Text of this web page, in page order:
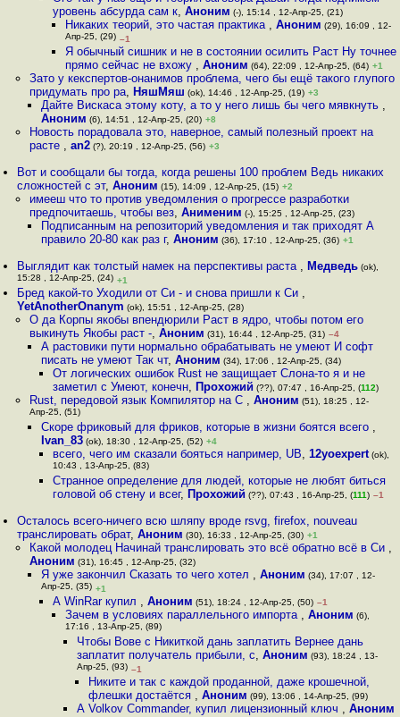
уровень абсурда сам к,Аноним (-), 15:14 , 12-Апр-25, (21)
Никаких теорий, это частая практика , Аноним (29), 16:09 , 12-
Апр-25, (29) –1
Я обычный сишник и не в состоянии осилить Раст Ну точнее
прямо сейчас не вхожу , Аноним (64), 22:09 , 12-Апр-25, (64) +1
Зато у кекспертов-онанимов проблема, чего бы ещё такого глупого
придумать про ра, НяшМяш (ok), 14:46 , 12-Апр-25, (19) +3
Дайте Вискаса этому коту, а то у него лишь бы чего мявкнуть ,
Аноним (6), 14:51 , 12-Апр-25, (20) +8
Новость порадовала это, наверное, самый полезный проект на
расте , an2(?), 20:19 , 12-Апр-25, (56) +3
Вот и сообщали бы тогда, когда решены 100 проблем Ведь никаких
сложностей с эт,Аноним (15), 14:09 , 12-Апр-25, (15) +2
имееш что то против уведомления о прогрессе разработки
предпочитаешь, чтобы вез, Анименим (-), 15:25 , 12-Апр-25, (23)
Подписанным на репозиторий уведомления и так приходят А
правило 20-80 как раз г, Аноним (36), 17:10 , 12-Апр-25, (36) +1
Выглядит как толстый намек на перспективы раста , Медведь (ok),
15:28 , 12-Апр-25, (24) +1
Бред какой-то Уходили от Си - и снова пришли к Си ,
YetAnotherOnanym (ok), 15:51 , 12-Апр-25, (28)
О да Корпы якобы впендюрили Раст в ядро, чтобы потом его
выкинуть Якобы раст -, Аноним (31), 16:44 , 12-Апр-25, (31) –4
А растовики пути нормально обрабатывать не умеют И софт
писать не умеют Так чт, Аноним (34), 17:06 , 12-Апр-25, (34)
От логических ошибок Rust не защищает Слона-то я и не
заметил c Умеют, конечн, Прохожий (??), 07:47 , 16-Апр-25, (112)
Rust, передовой язык Компилятор на C , Аноним (51), 18:25 , 12-
Апр-25, (51)
Скоре фриковый для фриков, которые в жизни боятся всего ,
Ivan_83(ok), 18:30 , 12-Апр-25, (52) +4
всего, чего им сказали бояться например, UB,12yoexpert (ok),
10:43 , 13-Апр-25, (83)
Странное определение для людей, которые не любят биться
головой об стену и всег, Прохожий (??), 07:43 , 16-Апр-25, (111) –1
Осталось всего-ничего всю шляпу вроде rsvg, firefox, nouveau
транслировать обрат,Аноним (30), 16:33 , 12-Апр-25, (30) +1
Какой молодец Начинай транслировать это всё обратно всё в Си ,
Аноним (31), 16:45 , 12-Апр-25, (32)
Я уже закончил Сказать то чего хотел , Аноним (34), 17:07 , 12-
Апр-25, (35) +1
А WinRar купил ,Аноним (51), 18:24 , 12-Апр-25, (50) –1
Зачем в условиях параллельного импорта , Аноним (6),
17:16 , 13-Апр-25, (89)
Чтобы Вове с Никиткой дань заплатить Вернее дань
заплатит получатель прибыли, с, Аноним (93), 18:24 , 13-
Апр-25, (93) –1
Никите и так с каждой проданной, даже крошечной,
флешки достаётся ,Аноним (99), 13:06 , 14-Апр-25, (99)
А Volkov Commander, купил лицензионный ключ , Аноним